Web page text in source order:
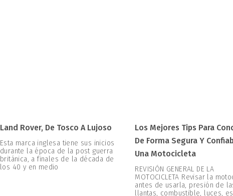
Land Rover, De Tosco A Lujoso
Esta marca inglesa tiene sus inicios
durante la época de la post guerra
británica, a finales de la década de
los 40 y en medio
Los Mejores Tips Para
De Forma Segura Y
Una Motocicleta
REVISIÓN GENERAL DE LA
MOTOCICLETA Revisar la
antes de usarla, presión de
llantas, combustible, luces,